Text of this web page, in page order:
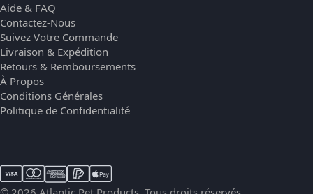
Aide & FAQ
Contactez-Nous
Suivez Votre Commande
Livraison & Expédition
Retours & Remboursements
À Propos
Conditions Générales
Politique de Confidentialité